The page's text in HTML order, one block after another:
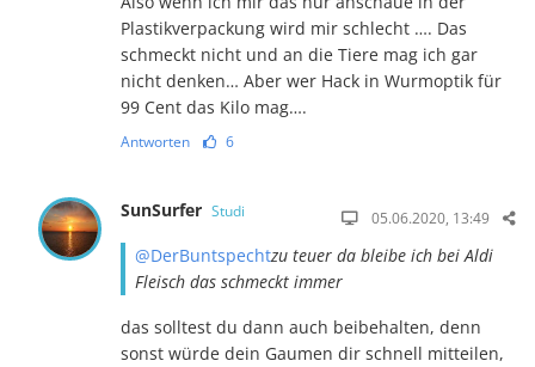
Plastikverpackung wird mir schlecht …. Das
schmeckt nicht und an die Tiere mag ich gar
nicht denken… Aber wer Hack in Wurmoptik für
99 Cent das Kilo mag….
Antworten 6
SunSurfer Studi 05.06.2020, 13:49
@DerBuntspechtzu teuer da bleibe ich bei Aldi
Fleisch das schmeckt immer
das solltest du dann auch beibehalten, denn
sonst würde dein Gaumen dir schnell mitteilen,